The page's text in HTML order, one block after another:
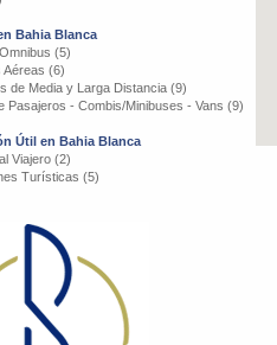
Bahia Blanca
(5)
Aéreas (6)
de Media y Larga Distancia (9)
Pasajeros - Combis/Minibuses - Vans (9)
Útil en Bahia Blanca
Viajero (2)
Turísticas (5)